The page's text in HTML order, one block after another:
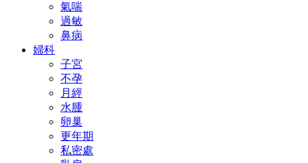
氣喘
過敏
鼻病
婦科
子宮
不孕
月經
水腫
卵巢
更年期
私密處